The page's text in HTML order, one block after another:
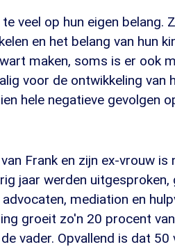
veel op hun eigen belang.
en het belang van hun
maken, soms is er ook
voor de ontwikkeling van
hele negatieve gevolgen
Frank en zijn ex-vrouw is
jaar werden uitgesproken,
mediation en
groeit zo'n 20 procent
vader. Opvallend is dat 50